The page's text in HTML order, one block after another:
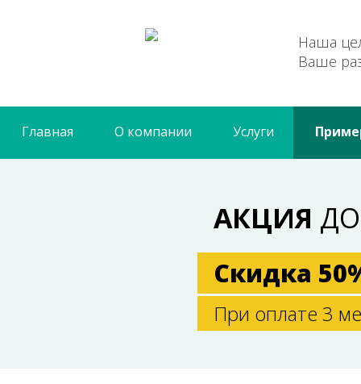
Наша
Ваше
Главная О компании Услуги
АКЦИЯ
Скидка
При оплате 3